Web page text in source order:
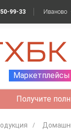
99-33 Иваново
Маркетплейсы
Получите